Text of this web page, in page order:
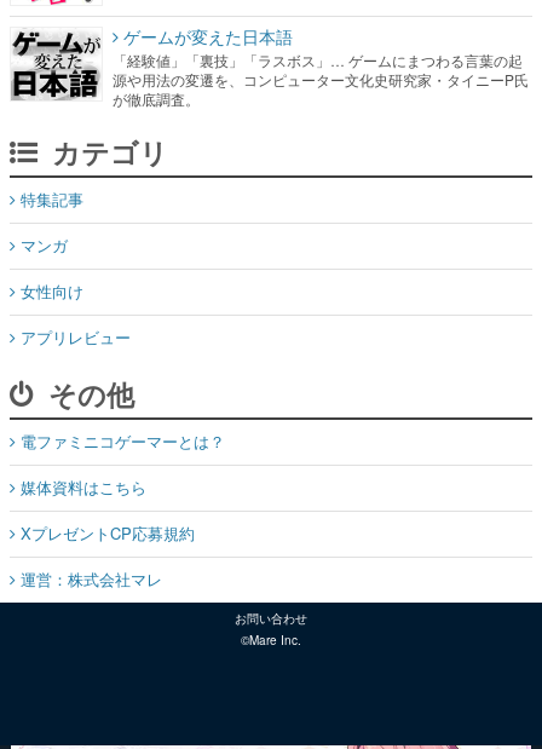
ゲームが変えた日本語
「経験値」「裏技」「ラスボス」… ゲームにまつわる言葉の起
源や用法の変遷を、コンピューター文化史研究家・タイニーP氏
が徹底調査。
カテゴリ
特集記事
マンガ
女性向け
アプリレビュー
その他
電ファミニコゲーマーとは？
媒体資料はこちら
XプレゼントCP応募規約
運営：株式会社マレ
お問い合わせ
©Mare Inc.